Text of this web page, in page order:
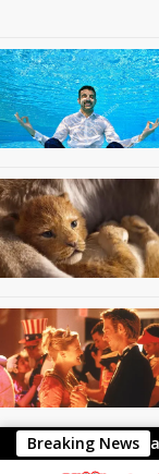
Langsung
ke
Breaking News
untuk Kang Ace